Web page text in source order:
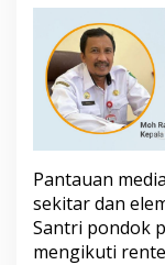
Pantauan
sekitar dan
Santri pondok
mengikuti